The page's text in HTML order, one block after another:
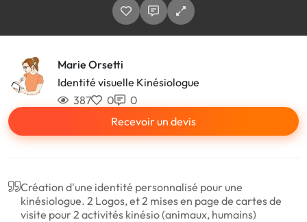
Marie Orsetti
Identité visuelle Kinésiologue
387
0
0
Recevoir un devis
Création d'une identité personnalisé pour une
kinésiologue. 2 Logos, et 2 mises en page de cartes de
visite pour 2 activités kinésio (animaux, humains)